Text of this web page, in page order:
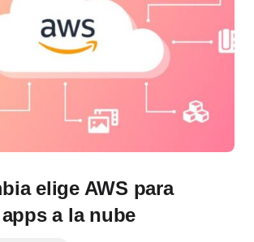
elige AWS para
a la nube